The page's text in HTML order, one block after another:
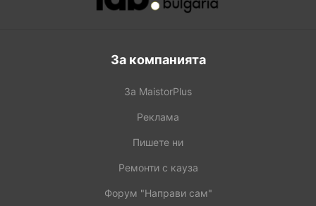
За компанията
За MaistorPlus
Реклама
Пишете ни
Ремонти с кауза
Форум "Направи сам"